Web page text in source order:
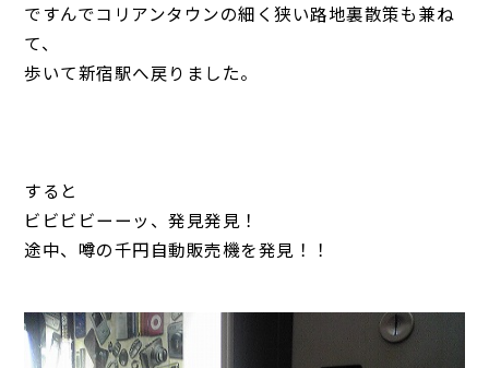
ですんでコリアンタウンの細く狭い路地裏散策も兼ね
て、
歩いて新宿駅へ戻りました。
すると
ビビビビーーッ、発見発見！
途中、噂の千円自動販売機を発見！！